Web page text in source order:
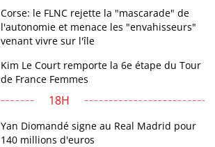
Corse: le FLNC rejette la "mascarade" de
l'autonomie et menace les "envahisseurs"
venant vivre sur l'île
Kim Le Court remporte la 6e étape du Tour
de France Femmes
18H
Yan Diomandé signe au Real Madrid pour
140 millions d'euros